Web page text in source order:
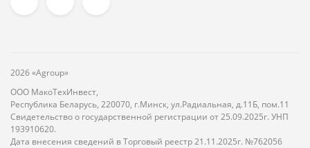
2026 «Agroup»
ООО МакоТехИнвест,
Республика Беларусь, 220070, г.Минск, ул.Радиальная, д.11Б, пом.11
Свидетельство о государственной регистрации от 25.09.2025г. УНП
193910620.
Дата внесения сведений в Торговый реестр 21.11.2025г. №762056